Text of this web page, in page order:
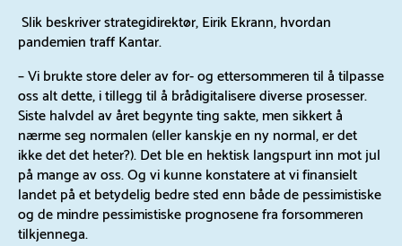
Slik beskriver strategidirektør, Eirik Ekrann, hvordan
pandemien traff Kantar.
– Vi brukte store deler av for- og ettersommeren til å tilpasse
oss alt dette, i tillegg til å brådigitalisere diverse prosesser.
Siste halvdel av året begynte ting sakte, men sikkert å
nærme seg normalen (eller kanskje en ny normal, er det
ikke det det heter?). Det ble en hektisk langspurt inn mot jul
på mange av oss. Og vi kunne konstatere at vi finansielt
landet på et betydelig bedre sted enn både de pessimistiske
og de mindre pessimistiske prognosene fra forsommeren
tilkjennega.